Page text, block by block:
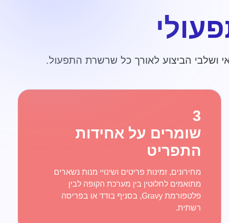
ושלבי הביצוע לאורך כל שרשרת התפעול.
3
שומרים על אחידות
התפריט
מחירונים, זמינות פריטים ושינויי מנות נשארים
מתואמים לחלוטין בין מערכת הקופה לבין
פלטפורמת Gravy, בסניף בודד או בפריסה
רשתית.